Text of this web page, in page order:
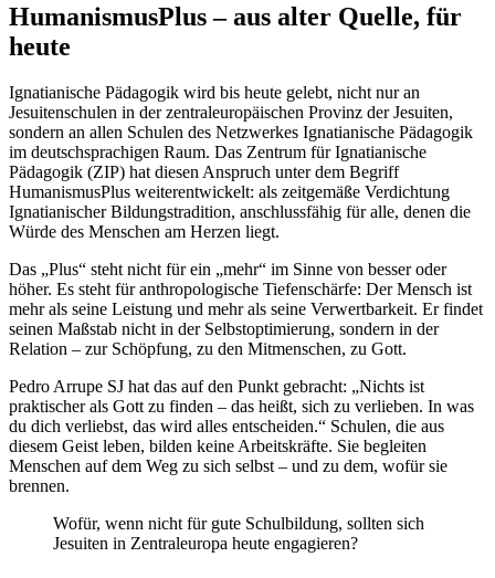
HumanismusPlus – aus alter Quelle, für
heute
Ignatianische Pädagogik wird bis heute gelebt, nicht nur an
Jesuitenschulen in der zentraleuropäischen Provinz der Jesuiten,
sondern an allen Schulen des Netzwerkes Ignatianische Pädagogik
im deutschsprachigen Raum. Das Zentrum für Ignatianische
Pädagogik (ZIP) hat diesen Anspruch unter dem Begriff
HumanismusPlus weiterentwickelt: als zeitgemäße Verdichtung
Ignatianischer Bildungstradition, anschlussfähig für alle, denen die
Würde des Menschen am Herzen liegt.
Das „Plus“ steht nicht für ein „mehr“ im Sinne von besser oder
höher. Es steht für anthropologische Tiefenschärfe: Der Mensch ist
mehr als seine Leistung und mehr als seine Verwertbarkeit. Er findet
seinen Maßstab nicht in der Selbstoptimierung, sondern in der
Relation – zur Schöpfung, zu den Mitmenschen, zu Gott.
Pedro Arrupe SJ hat das auf den Punkt gebracht: „Nichts ist
praktischer als Gott zu finden – das heißt, sich zu verlieben. In was
du dich verliebst, das wird alles entscheiden.“ Schulen, die aus
diesem Geist leben, bilden keine Arbeitskräfte. Sie begleiten
Menschen auf dem Weg zu sich selbst – und zu dem, wofür sie
brennen.
Wofür, wenn nicht für gute Schulbildung, sollten sich
Jesuiten in Zentraleuropa heute engagieren?